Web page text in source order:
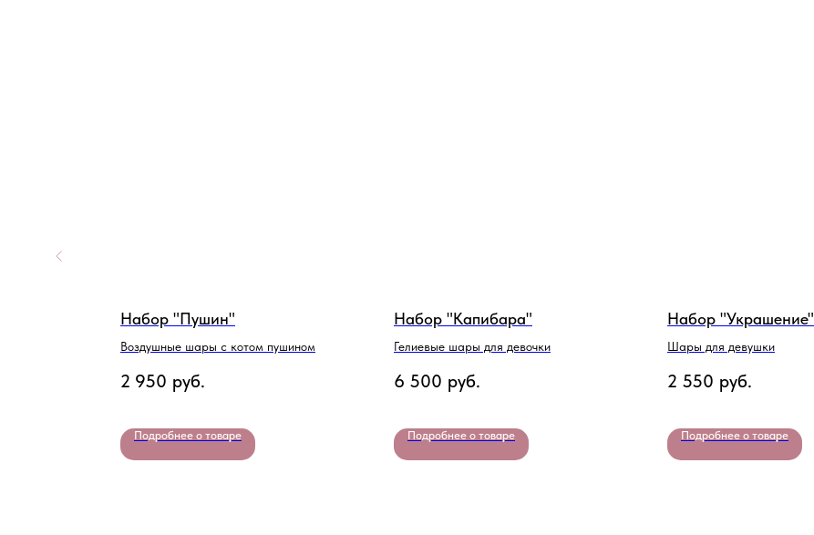
Набор "Пушин"
Воздушные шары с котом пушином
2 950 руб.
Подробнее о товаре
Набор "Капибара"
Гелиевые шары для девочки
6 500 руб.
Подробнее о товаре
Набор "Украшение"
Шары для девушки
2 550 руб.
Подробнее о товаре